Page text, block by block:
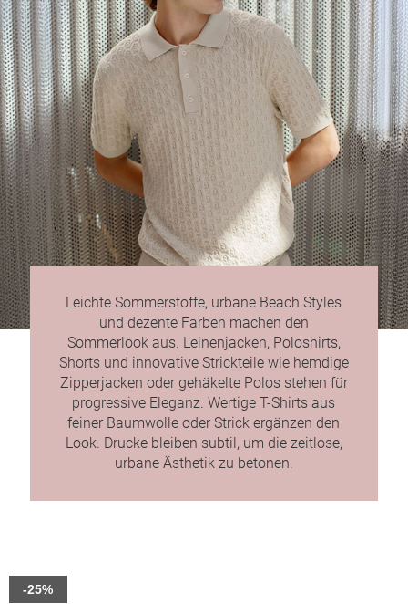
Leichte Sommerstoffe, urbane Beach Styles
und dezente Farben machen den
Sommerlook aus. Leinenjacken, Poloshirts,
Shorts und innovative Strickteile wie hemdige
Zipperjacken oder gehäkelte Polos stehen für
progressive Eleganz. Wertige T-Shirts aus
feiner Baumwolle oder Strick ergänzen den
Look. Drucke bleiben subtil, um die zeitlose,
urbane Ästhetik zu betonen.
-25%